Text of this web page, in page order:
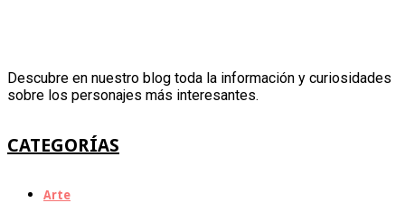
Descubre en nuestro blog toda la información y curiosidades
sobre los personajes más interesantes.
CATEGORÍAS
Arte